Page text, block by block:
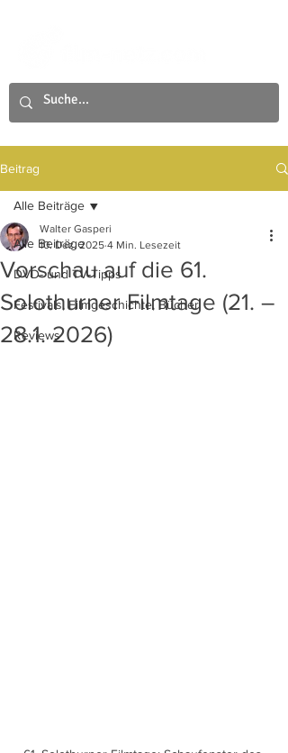
Beitrag
Alle Beiträge
DVD- und TV-Tipps
Festivals, Filmgeschichte, Bücher
Reviews
Alle Beiträge
Vorschau auf die 61.
Solothurner Filmtage (21. –
28.1. 2026)
Walter Gasperi
10. Dez. 2025 4 Min. Lesezeit